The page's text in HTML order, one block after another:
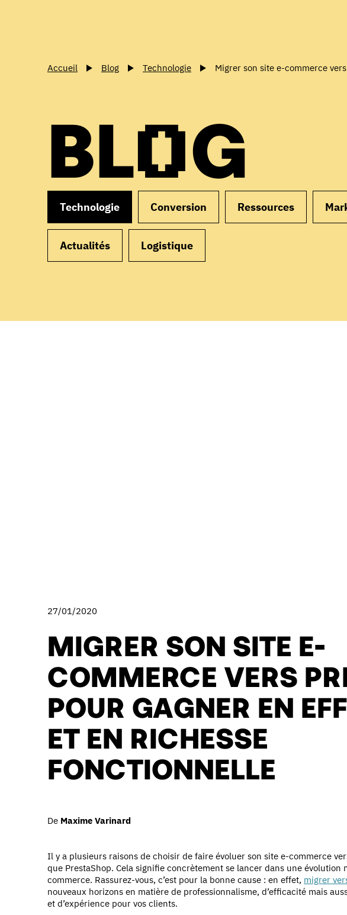
Accueil Blog Technologie Migrer son site e-commerce
BLOG
Technologie Conversion Ressources
Actualités Logistique
27/01/2020
MIGRER SON SITE E-
COMMERCE VERS
POUR GAGNER EN
ET EN RICHESSE
FONCTIONNELLE
De Maxime Varinard
Il y a plusieurs raisons de choisir de faire évoluer son site e-commerce
que PrestaShop. Cela signifie concrètement se lancer dans une évolution
commerce. Rassurez-vous, c’est pour la bonne cause : en effet, migrer
nouveaux horizons en matière de professionnalisme, d’efficacité mais
et d’expérience pour vos clients.